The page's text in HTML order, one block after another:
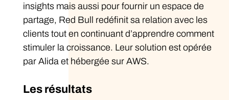
insights mais aussi pour fournir un espace de
partage, Red Bull redéfinit sa relation avec les
clients tout en continuant d’apprendre comment
stimuler la croissance. Leur solution est opérée
par Alida et hébergée sur AWS.
Les résultats